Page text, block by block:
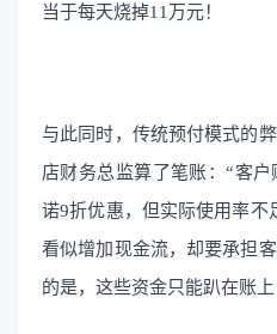
当于每天烧掉11万元！
与此同时，传统预付模式的
店财务总监算了笔账：“客
诺9折优惠，但实际使用率不
看似增加现金流，却要承担
的是，这些资金只能趴在账上